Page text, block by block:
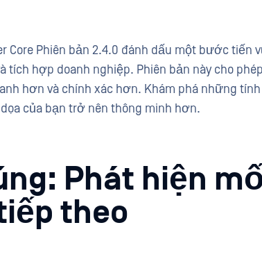
Core Phiên bản 2.4.0 đánh dấu một bước tiến
tích hợp doanh nghiệp. Phiên bản này cho
hơn và chính xác hơn. Khám phá những
của bạn trở nên thông minh hơn.
Phát hiện
theo